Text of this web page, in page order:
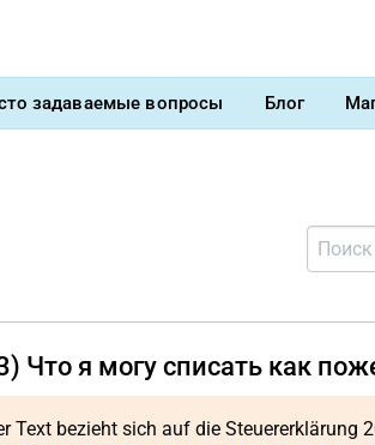
задаваемые вопросы Блог
Что я могу списать как
Text bezieht sich auf die Steuererklärung